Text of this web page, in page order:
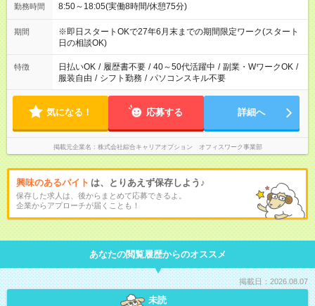
勤務時間 8:50～18:05(実働8時間/休憩75分)
期間
※即日スタートOKで27年6月末までの期間限定ワーク(スタート
日の相談OK)
特徴 日払いOK / 履歴書不要 / 40～50代活躍中 / 副業・WワークOK /
服装自由 / シフト勤務 / パソコンスキル不要
気になる！ 応募する 詳細へ
掲載元企業名 株式会社綜合キャリアオプション オフィスワーク事業部
興味のあるバイト は、とりあえず保存しよう♪
保存した求人は、後からまとめて応募できるよ。
企業からアプローチが届くことも！
あなたの閲覧履歴からのオススメ
掲載日：2026.08.07
未読